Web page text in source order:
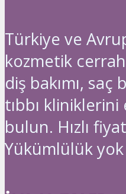
Türkiye ve
kozmetik
diş bakımı, saç
tıbbı
bulun. Hızlı
Yükümlülük yok